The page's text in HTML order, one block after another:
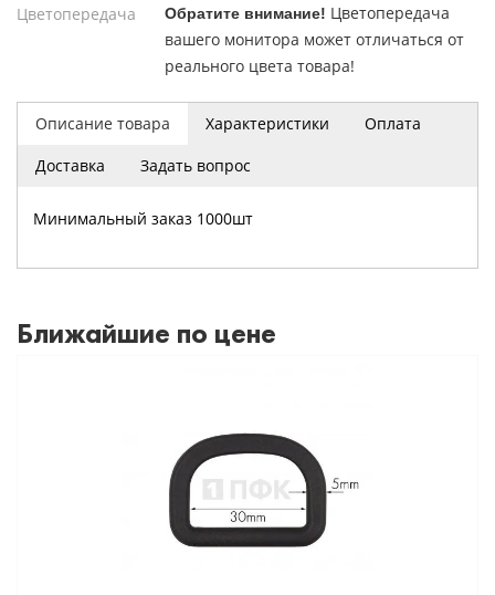
Описание товара Характеристики
Оплата
Доставка
Задать вопрос
Минимальный заказ 1000шт
Цветопередача
Обратите внимание! Цветопередача
вашего монитора может отличаться от
реального цвета товара!
Ближайшие по цене